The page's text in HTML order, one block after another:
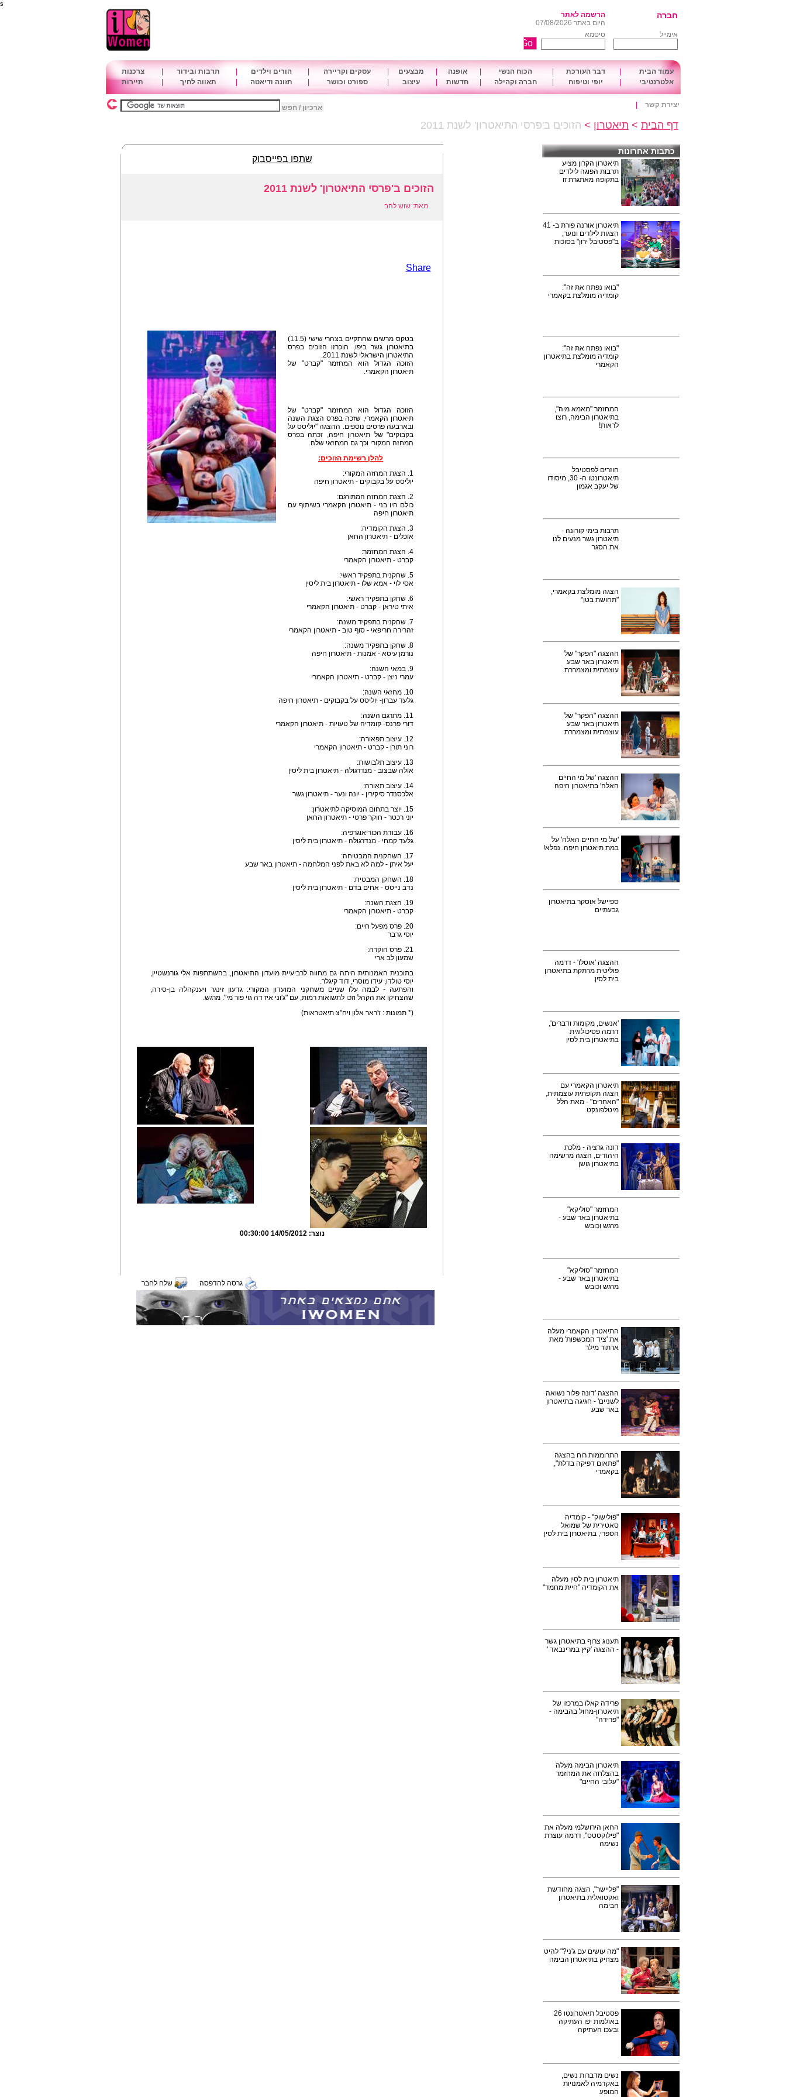
s
חברה
הרשמה לאתר
היום באתר 07/08/2026
אימייל
סיסמא
עמוד הבית דבר העורכת הכוח הנשי אופנה מבצעים עסקים וקריירה הורים וילדים תרבות ובידור
צרכנות
אלטרנטיבי
יופי וטיפוח חברה וקהילה חדשות עיצוב ספורט וכושר תזונה ודיאטה תאווה לחיך תיירות
יצירת קשר ארכיון / חפש
דף הבית > תיאטרון > הזוכים ב'פרסי התיאטרון' לשנת 2011
כתבות אחרונות
תיאטרון הקרון מציע
תרבות הפוגה לילדים
בתקופה מאתגרת זו
תיאטרון אורנה פורת ב- 41
הצגות לילדים ונוער,
ב"פסטיבל ירון" בסוכות
"בואו נפתח את זה":
קומדיה מומלצת בקאמרי
"בואו נפתח את זה":
קומדיה מומלצת בתיאטרון
הקאמרי
המחזמר "מאמא מיה",
בתיאטרון הבימה, רוצו
לראות!
חוזרים לפסטיבל
תיאטרונטו ה- 30, מיסודו
של יעקב אגמון
תרבות בימי קורונה -
תיאטרון גשר מנעים לנו
את הסגר
הצגה מומלצת בקאמרי,
"תחושת בטן"
ההצגה "הפקר" של
תיאטרון באר שבע
עוצמתית ומצמררת
ההצגה "הפקר" של
תיאטרון באר שבע
עוצמתית ומצמררת
ההצגה 'של מי החיים
האלה' בתיאטרון חיפה
'של מי החיים האלה' על
במת תיאטרון חיפה. נפלא!
ספיישל אוסקר בתיאטרון
גבעתיים
ההצגה 'אוסלו' - דרמה
פוליטית מרתקת בתיאטרון
בית לסין
'אנשים, מקומות ודברים',
דרמה פסיכולוגית
בתיאטרון בית לסין
תיאטרון הקאמרי עם
הצגה תקופתית עוצמתית,
"האחרים" - מאת הלל
מיטלפונקט
דונה גרציה - מלכת
היהודים, הצגה מרשימה
בתיאטרון גושן
המחזמר "סוליקא"
בתיאטרון באר שבע -
מרגש וכובש
המחזמר "סוליקא"
בתיאטרון באר שבע -
מרגש וכובש
התיאטרון הקאמרי מעלה
את 'ציד המכשפות' מאת
ארתור מילר
ההצגה 'דונה פלור נשואה
לשניים' - חגיגה בתיאטרון
באר שבע
התרוממות רוח בהצגה
"פתאום דפיקה בדלת",
בקאמרי
"פולישוק" - קומדיה
סאטירית של שמואל
הספרי, בתיאטרון בית לסין
תיאטרון בית לסין מעלה
את הקומדיה "חיית מחמד"
תענוג צרוף בתיאטרון גשר
- ההצגה 'קיץ במרינבאד '
פרידה קאלו במרכזו של
תיאטרון-מחול בהבימה -
"פרידה"
תיאטרון הבימה מעלה
בהצלחה את המחזמר
"עלובי החיים"
החאן הירושלמי מעלה את
"פילוקטטס", דרמה עוצרת
נשימה
"פליישר", הצגה מחודשת
ואקטואלית בתיאטרון
הבימה
"מה עושים עם ג'ני?" להיט
מצחיק בתיאטרון הבימה
פסטיבל תיאטרונטו 26
באולמות יפו העתיקה
ובעכו העתיקה
נשים מדברות נשים,
באקדמיה לאמנויות
המופע
שתפו בפייסבוק
הזוכים ב'פרסי התיאטרון' לשנת 2011
מאת: שוש להב
Share
בטקס מרשים שהתקיים בצהרי שישי (11.5)
בתיאטרון גשר ביפו, הוכרזו הזוכים בפרס
התיאטרון הישראלי לשנת 2011.
הזוכה הגדול הוא המחזמר "קברט" של
תיאטרון הקאמרי.
הזוכה הגדול הוא המחזמר "קברט" של
תיאטרון הקאמרי, שזכה בפרס הצגת השנה
ובארבעה פרסים נוספים. ההצגה "יוליסס על
בקבוקים" של תיאטרון חיפה, זכתה בפרס
המחזה המקורי וכך גם המחזאי שלה.
להלן רשימת הזוכים:
1. הצגת המחזה המקורי:
יוליסס על בקבוקים - תיאטרון חיפה
2. הצגת המחזה המתורגם:
כולם היו בני - תיאטרון הקאמרי בשיתוף עם
תיאטרון חיפה
3. הצגת הקומדיה:
אוכלים - תיאטרון החאן
4. הצגת המחזמר:
קברט - תיאטרון הקאמרי
5. שחקנית בתפקיד ראשי:
אסי לוי - אמא שלו - תיאטרון בית ליסין
6. שחקן בתפקיד ראשי:
איתי טיראן - קברט - תיאטרון הקאמרי
7. שחקנית בתפקיד משנה:
זהרירה חריפאי - סוף טוב - תיאטרון הקאמרי
8. שחקן בתפקיד משנה:
נורמן עיסא - אמנות - תיאטרון חיפה
9. במאי השנה:
עמרי ניצן - קברט - תיאטרון הקאמרי
10. מחזאי השנה:
גלעד עברון- יוליסס על בקבוקים - תיאטרון חיפה
11. מתרגם השנה:
דורי פרנס- קומדיה של טעויות - תיאטרון הקאמרי
12. עיצוב תפאורה:
רוני תורן - קברט - תיאטרון הקאמרי
13. עיצוב תלבושות:
אולה שבצוב - מנדרגולה - תיאטרון בית ליסין
14. עיצוב תאורה:
אלכסנדר סיקירין - יונה ונער - תיאטרון גשר
15. יוצר בתחום המוסיקה לתיאטרון:
יוני רכטר - חוקר פרטי - תיאטרון החאן
16. עבודת הכוריאוגרפיה:
גלעד קמחי - מנדרגולה - תיאטרון בית ליסין
17. השחקנית המבטיחה:
יעל איתן - למה לא באת לפני המלחמה - תיאטרון באר שבע
18. השחקן המבטיח:
נדב נייטס - אחים בדם - תיאטרון בית ליסין
19. הצגת השנה:
קברט - תיאטרון הקאמרי
20. פרס מפעל חיים:
יוסי גרבר
21. פרס הוקרה:
שמעון לב ארי
בתוכנית האמנותית היתה גם מחווה לרביעיית מועדון התיאטרון, בהשתתפות אלי גורנשטיין,
יוסי טולדו, עידו מוסרי, דוד קיגלר.
והפתעה - לבמה עלו שניים משחקני המועדון המקורי: גדעון זינגר ויענקהלה בן-סירה,
שהצחיקו את הקהל וזכו לתשואות רמות, עם "ג'וני איז דה גוי פור מי". מרגש.
(* תמונות : ז'ראר אלון ויח"צ תיאטראות)
נוצר:14/05/2012 00:30:00
גרסה להדפסה שלח לחבר